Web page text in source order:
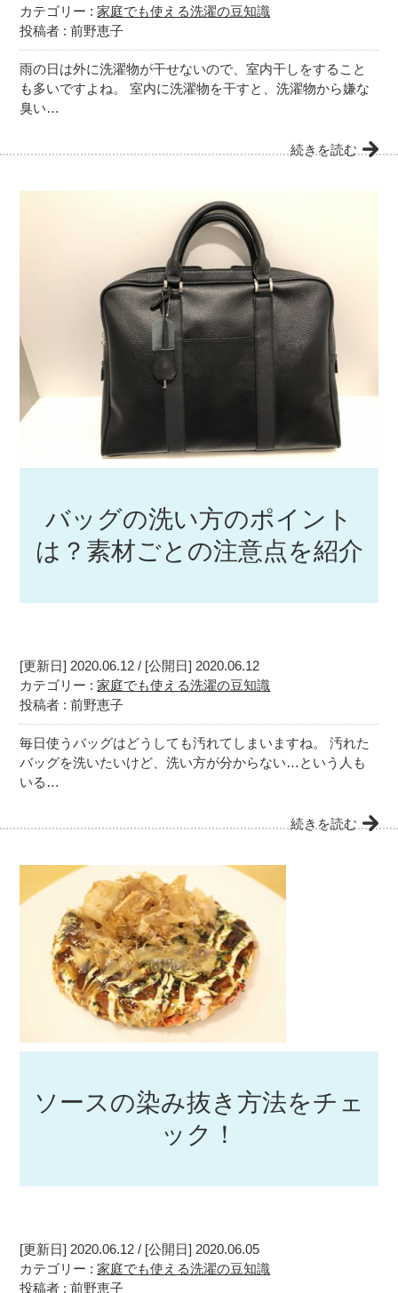
カテゴリー :家庭でも使える洗濯の豆知識
投稿者 : 前野恵子
雨の日は外に洗濯物が干せないので、室内干しをすること
も多いですよね。 室内に洗濯物を干すと、洗濯物から嫌な
臭い…
続きを読む
バッグの洗い方のポイント
は？素材ごとの注意点を紹介
[更新日] 2020.06.12 / [公開日] 2020.06.12
カテゴリー :家庭でも使える洗濯の豆知識
投稿者 : 前野恵子
毎日使うバッグはどうしても汚れてしまいますね。 汚れた
バッグを洗いたいけど、洗い方が分からない…という人も
いる…
続きを読む
ソースの染み抜き方法をチェ
ック！
[更新日] 2020.06.12 / [公開日] 2020.06.05
カテゴリー :家庭でも使える洗濯の豆知識
投稿者 : 前野恵子